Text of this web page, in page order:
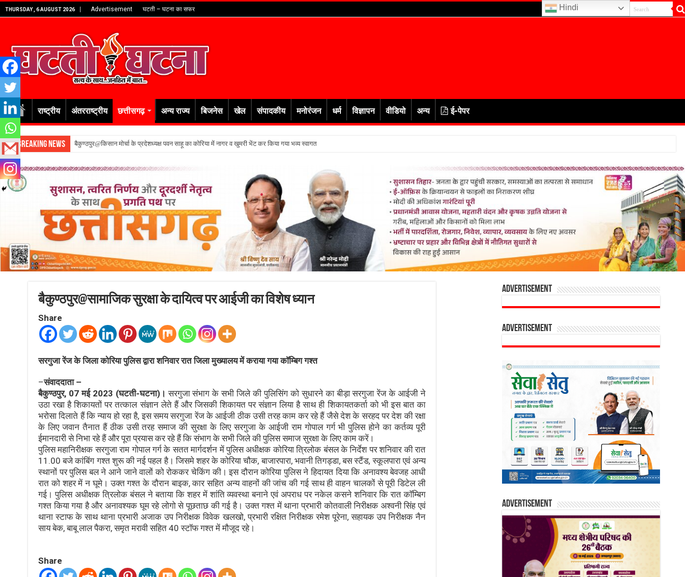
THURSDAY , 6 AUGUST 2026 Advertisement घटती – घटना का सफर
राष्ट्रीय अंतरराष्ट्रीय छत्तीसगढ़ अन्य राज्य बिजनेस खेल संपादकीय मनोरंजन धर्म विज्ञापन वीडियो अन्य ई-पेपर
Breaking News बैकुण्ठपुर@किसान मोर्चा के प्रदेशध्यक्ष पवन साहू का कोरिया में नागर व खुमरी भेंट कर किया गया भव्य स्वागत
बैकुण्ठपुर@सामाजिक सुरक्षा के दायित्व पर आईजी का विशेष ध्यान
Share
सरगुजा रेंज के जिला कोरिया पुलिस द्वारा शनिवार रात जिला मुख्यालय में कराया गया कॉम्बिग गश्त
–संवाददाता –
बैकुण्ठपुर, 07 मई 2023 (घटती-घटना)। सरगुजा संभाग के सभी जिले की पुलिसिंग को सुधारने का बीड़ा सरगुजा रेंज के आईजी ने
उठा रखा है शिकायतों पर तत्काल संज्ञान लेते हैं और जिसकी शिकायत पर संज्ञान लिया है साथ ही शिकायतकर्ता को भी इस बात का
भरोसा दिलाते हैं कि न्याय हो रहा है, इस समय सरगुजा रेंज के आईजी ठीक उसी तरह काम कर रहे हैं जैसे देश के सरहद पर देश की रक्षा
के लिए जवान तैनात हैं ठीक उसी तरह समाज की सुरक्षा के लिए सरगुजा के आईजी राम गोपाल गर्ग भी पुलिस होने का कर्तव्य पूरी
ईमानदारी से निभा रहे हैं और पूरा प्रयास कर रहे हैं कि संभाग के सभी जिले की पुलिस समाज सुरक्षा के लिए काम करें।
पुलिस महानिरीक्षक सरगुजा राम गोपाल गर्ग के सतत मार्गदर्शन में पुलिस अधीक्षक कोरिया त्रिलोक बंसल के निर्देश पर शनिवार की रात
11.00 बजे कांबिंग गश्त शुरू की नई पहल है। जिसमे शहर के कोरिया चौक, बाजारपारा, भवानी तिगड्डा, बस स्टैंड, स्कूलपारा एवं अन्य
स्थानों पर पुलिस बल ने आने जाने वालों को रोककर चेकिंग की। इस दौरान कोरिया पुलिस ने हिदायत दिया कि अनावश्य बेवजह आधी
रात को शहर में न घूमे। उक्त गश्त के दौरान बाइक, कार सहित अन्य वाहनों की जांच की गई साथ ही वाहन चालकों से पूरी डिटेल ली
गई। पुलिस अधीक्षक त्रिलोक बंसल ने बताया कि शहर में शांति व्यवस्था बनाने एवं अपराध पर नकेल कसने शनिवार कि रात कॉम्बिग
गश्त किया गया है और अनावश्यक घूम रहे लोगो से पूछताछ की गई है। उक्त गश्त में थाना प्रभारी कोतवाली निरीक्षक अश्वनी सिंह एवं
थाना स्टाफ के साथ थाना प्रभारी अजाक उप निरीक्षक विवेक खलखो, प्रभारी रक्षित निरीक्षक रमेश पूरेना, सहायक उप निरीक्षक नैन
साय बेक, बाबू लाल पैकरा, समृत मरावी सहित 40 स्टॉफ गश्त में मौजूद रहे।
Share
Advertisement
Advertisement
Advertisement
Hindi